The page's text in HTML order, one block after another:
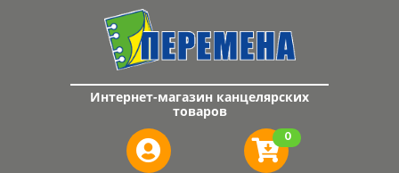
Интернет-магазин канцелярских
товаров
0